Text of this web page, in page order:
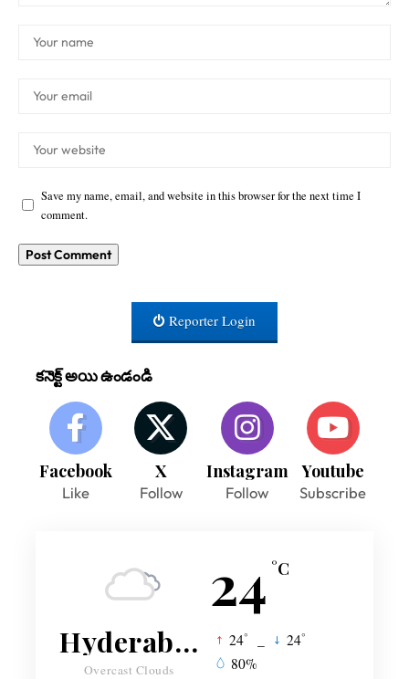
Save my name, email, and website in this browser for the next time I
comment.
Reporter Login
కనెక్ట్ అయి ఉండండి
Facebook
Like
X
Follow
Instagram
Follow
Youtube
Subscribe
24 °C
Hyderabad
Overcast Clouds
24° 24°
80%